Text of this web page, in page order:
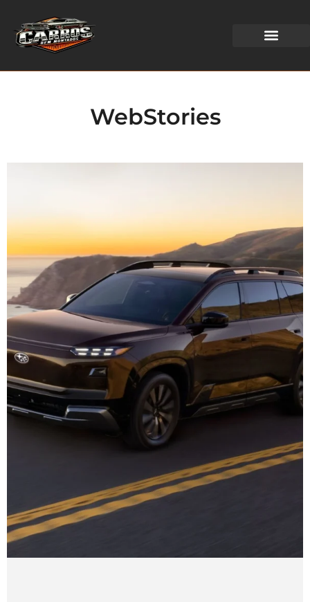
WebStories